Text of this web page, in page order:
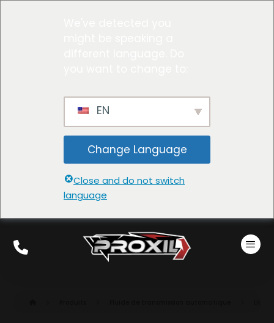
EN
Change Language
Close and do not switch
language